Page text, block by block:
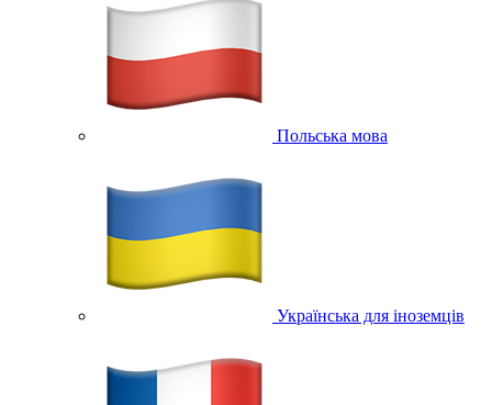
Польська мова
Українська для іноземців